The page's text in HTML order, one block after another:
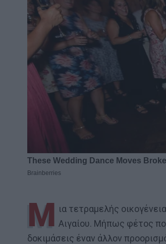
Μ ια τετραμελής
Αιγαίου. Μήπως φέτος
δοκιμάσεις έναν άλλον